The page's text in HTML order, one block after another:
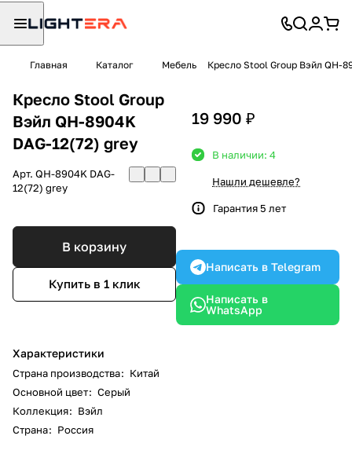
Главная Каталог Мебель Кресло Stool Group Вэйл QH-
Кресло Stool Group
Вэйл QH-8904K
DAG-12(72) grey
Арт. QH-8904K DAG-
12(72) grey
В корзину
Купить в 1 клик
Характеристики
Страна производства: Китай
Основной цвет: Серый
Коллекция: Вэйл
Страна: Россия
19 990 ₽
В наличии: 4
Нашли дешевле?
Гарантия 5 лет
Написать в Telegram
Написать в
WhatsApp